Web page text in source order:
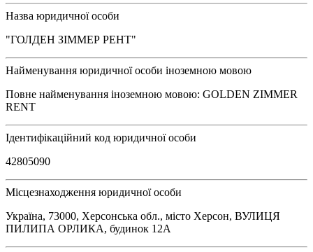
Назва юридичної особи
"ГОЛДЕН ЗІММЕР РЕНТ"
Найменування юридичної особи іноземною мовою
Повне найменування іноземною мовою: GOLDEN ZIMMER
RENT
Ідентифікаційний код юридичної особи
42805090
Місцезнаходження юридичної особи
Україна, 73000, Херсонська обл., місто Херсон, ВУЛИЦЯ
ПИЛИПА ОРЛИКА, будинок 12А